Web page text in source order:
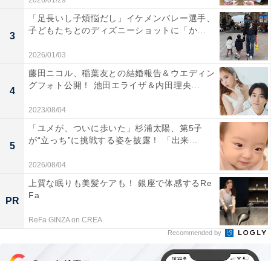
3
「足長いし子煩悩だし」イケメンバレー選手、
子どもたちとのディズニーショットに「か...
2026/01/03
4
藤田ニコル、稲葉友との結婚報告＆ウエディン
グフォト公開！ 池田エライザ＆内田理央...
2023/08/04
5
「ユメが、ついに歩いた」杉浦太陽、第5子
が“立っち”に挑戦する姿を披露！ 「出来...
2026/08/04
PR
上質な眠りも美髪ケアも！ 銀座で体感するRe
Fa
ReFa GINZA on CREA
Recommended by